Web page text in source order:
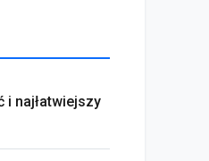
i najłatwiejszy